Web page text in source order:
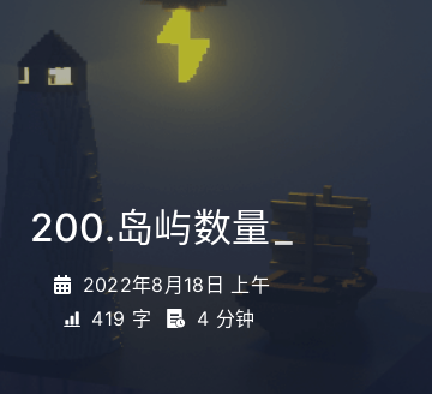
200.岛屿数量_
2022年8月18日 上午
419 字
4 分钟